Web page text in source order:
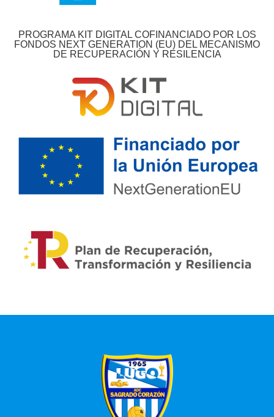
PROGRAMA KIT DIGITAL COFINANCIADO POR LOS
FONDOS NEXT GENERATION (EU) DEL MECANISMO
DE RECUPERACIÓN Y RESILENCIA